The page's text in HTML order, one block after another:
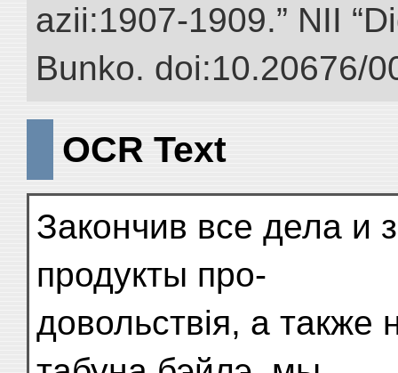
azii:1907-1909.” NII
Bunko. doi:10.20676/
OCR Text
Закончив все дела и
продукты про-
довольствія, а